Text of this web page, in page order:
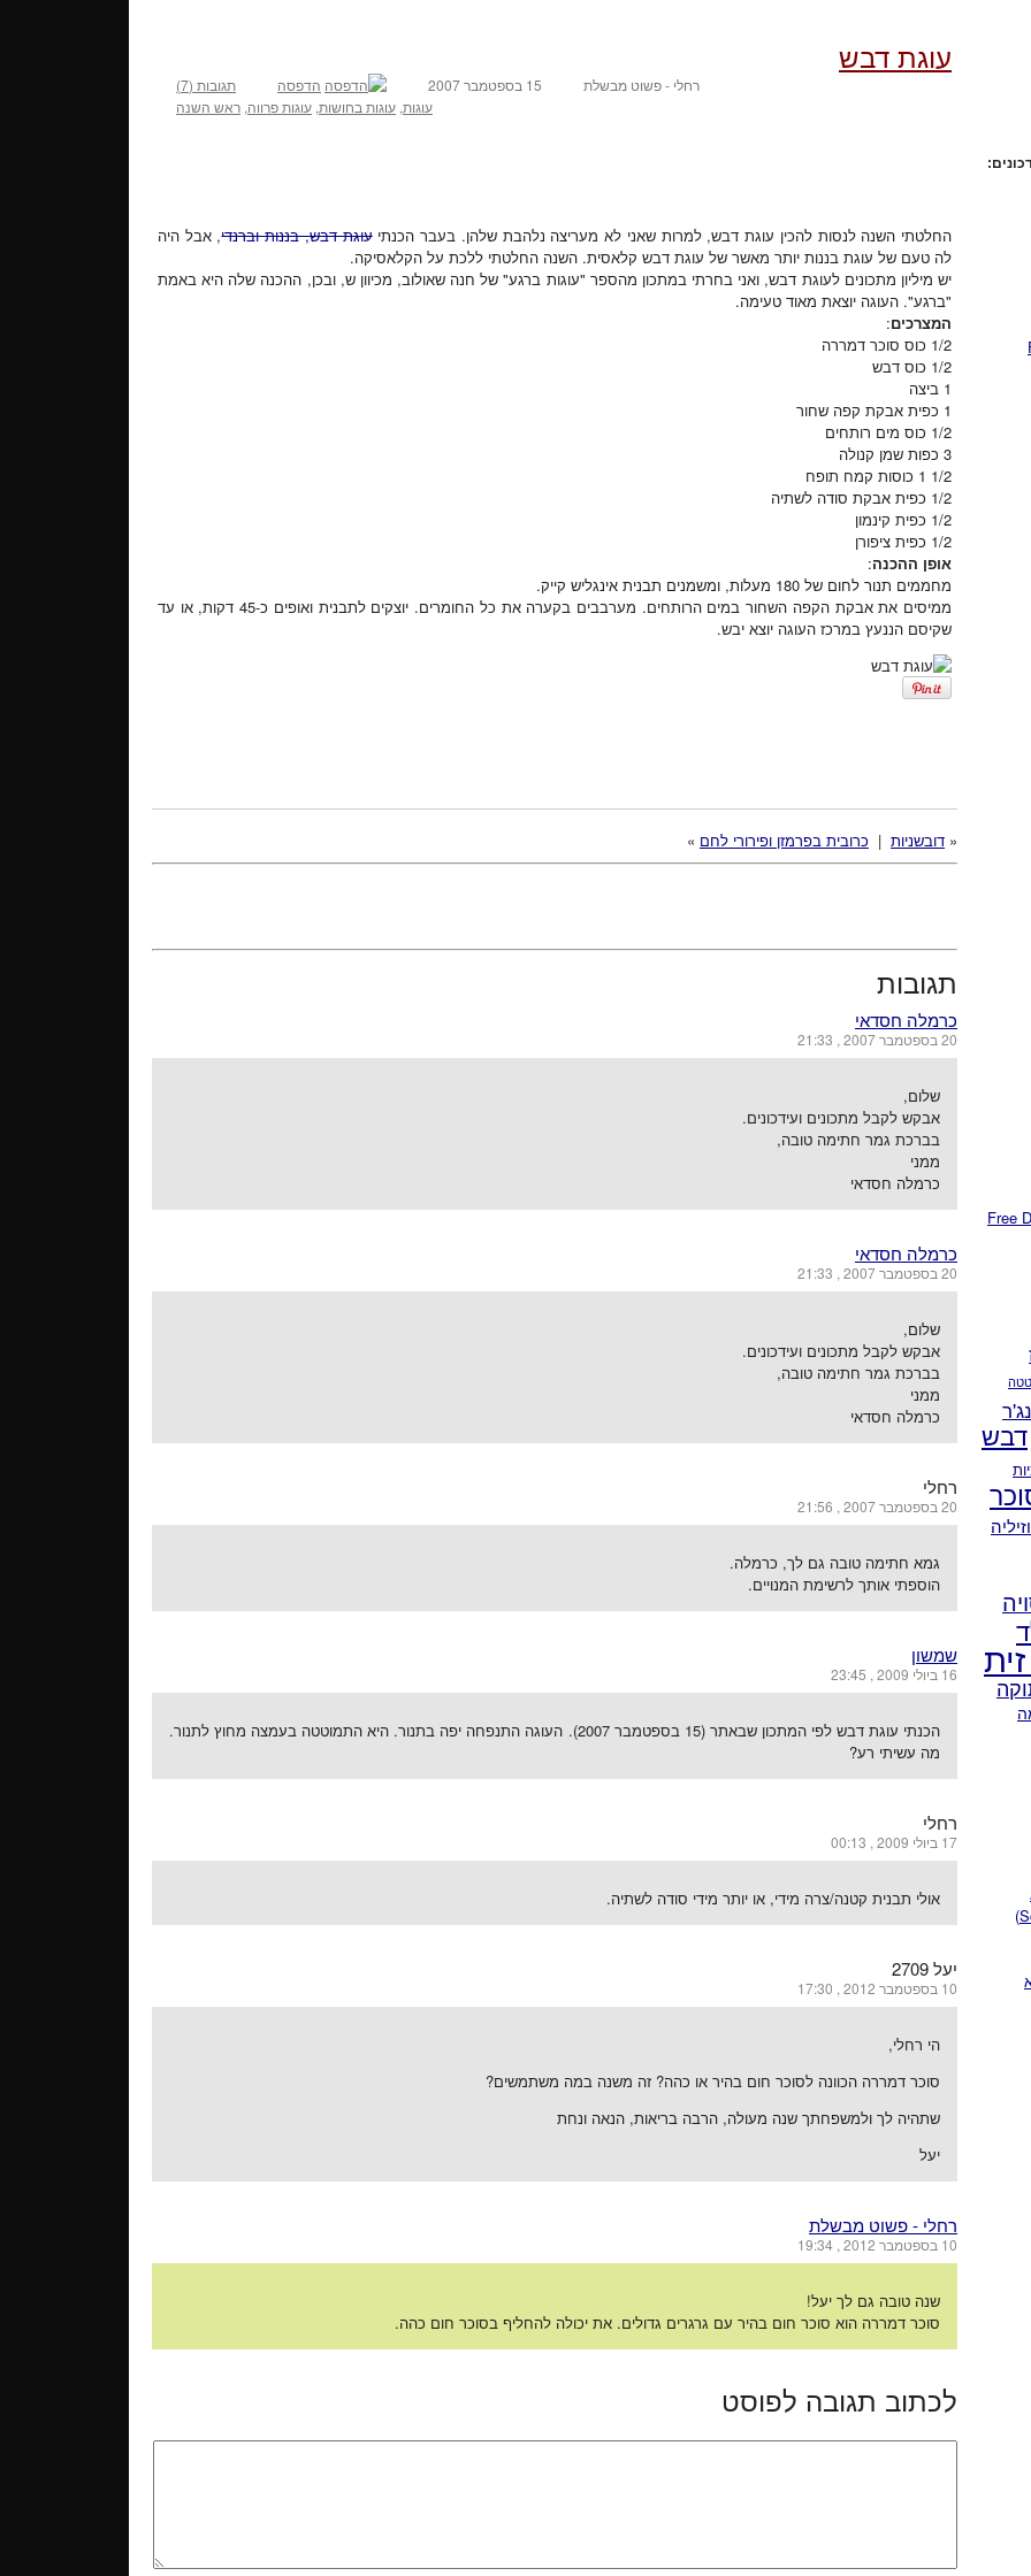
עוגת דבש
תגובות (7) הדפסה 15 בספטמבר 2007
רחלי - פשוט מבשלת
עוגות, עוגות בחושות, עוגות פרווה, ראש השנה
החלטתי השנה לנסות להכין עוגת דבש, למרות שאני לא מעריצה נלהבת שלהן. בעבר הכנתיעוגת דבש, בננות וברנדי, אבל היה
לה טעם של עוגת בננות יותר מאשר של עוגת דבש קלאסית. השנה החלטתי ללכת על הקלאסיקה.
יש מיליון מתכונים לעוגת דבש, ואני בחרתי במתכון מהספר "עוגות ברגע" של חנה שאולוב, מכיוון ש, ובכן, ההכנה שלה היא באמת
"ברגע". העוגה יוצאת מאוד טעימה.
המצרכים:
1/2 כוס סוכר דמררה
1/2 כוס דבש
1 ביצה
1 כפית אבקת קפה שחור
1/2 כוס מים רותחים
3 כפות שמן קנולה
1/2 1 כוסות קמח תופח
1/2 כפית אבקת סודה לשתיה
1/2 כפית קינמון
1/2 כפית ציפורן
אופן ההכנה:
מחממים תנור לחום של 180 מעלות, ומשמנים תבנית אינגליש קייק.
ממיסים את אבקת הקפה השחור במים הרותחים. מערבבים בקערה את כל החומרים. יוצקים לתבנית ואופים כ-45 דקות, או עד
שקיסם הננעץ במרכז העוגה יוצא יבש.
« דובשניות | כרובית בפרמזן ופירורי לחם »
תגובות
כרמלה חסדאי
20 בספטמבר 2007 , 21:33
שלום,
אבקש לקבל מתכונים ועידכונים.
בברכת גמר חתימה טובה,
ממני
כרמלה חסדאי
כרמלה חסדאי
20 בספטמבר 2007 , 21:33
שלום,
אבקש לקבל מתכונים ועידכונים.
בברכת גמר חתימה טובה,
ממני
כרמלה חסדאי
רחלי
20 בספטמבר 2007 , 21:56
גמא חתימה טובה גם לך, כרמלה.
הוספתי אותך לרשימת המנויים.
שמשון
16 ביולי 2009 , 23:45
הכנתי עוגת דבש לפי המתכון שבאתר (15 בספטמבר 2007). העוגה התנפחה יפה בתנור. היא התמוטטה בעמצה מחוץ לתנור.
מה עשיתי רע?
רחלי
17 ביולי 2009 , 00:13
אולי תבנית קטנה/צרה מידי, או יותר מידי סודה לשתיה.
יעל 2709
10 בספטמבר 2012 , 17:30
הי רחלי,
סוכר דמררה הכוונה לסוכר חום בהיר או כהה? זה משנה במה משתמשים?
שתהיה לך ולמשפחתך שנה מעולה, הרבה בריאות, הנאה ונחת
יעל
רחלי - פשוט מבשלת
10 בספטמבר 2012 , 19:34
שנה טובה גם לך יעל!
סוכר דמררה הוא סוכר חום בהיר עם גרגרים גדולים. את יכולה להחליף בסוכר חום כהה.
לכתוב תגובה לפוסט
דבש